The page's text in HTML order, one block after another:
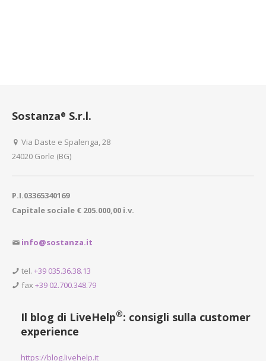
Sostanza® S.r.l.
Via Daste e Spalenga, 28
24020 Gorle (BG)
P.I.03365340169
Capitale sociale € 205.000,00 i.v.
info@sostanza.it
tel. +39 035.36.38.13
fax+39 02.700.348.79
Il blog di LiveHelp®: consigli sulla customer
experience
https://blog.livehelp.it